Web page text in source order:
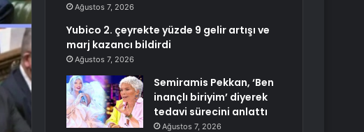
Ağustos 7, 2026
Yubico 2. çeyrekte yüzde 9 gelir artışı ve
marj kazancı bildirdi
Ağustos 7, 2026
Semiramis Pekkan, ‘Ben
inançlı biriyim’ diyerek
tedavi sürecini anlattı
Ağustos 7, 2026